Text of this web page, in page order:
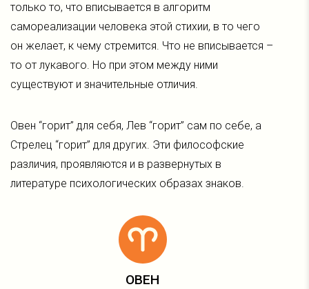
только то, что вписывается в алгоритм
самореализации человека этой стихии, в то чего
он желает, к чему стремится. Что не вписывается –
то от лукавого. Но при этом между ними
существуют и значительные отличия.
Овен “горит” для себя, Лев “горит” сам по себе, а
Стрелец “горит” для других. Эти философские
различия, проявляются и в развернутых в
литературе психологических образах знаков.
ОВЕН